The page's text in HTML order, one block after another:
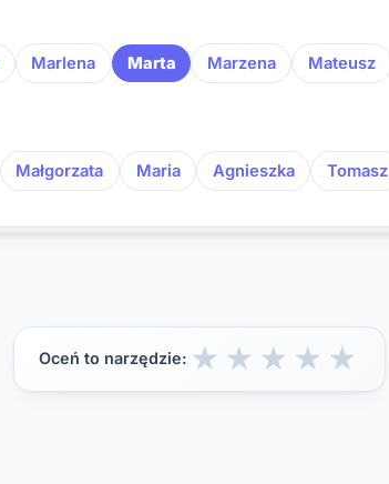
Marlena Marta Marzena Mateusz
Małgorzata Maria Agnieszka Tomasz
Oceń to narzędzie: ★
★
★
★
★